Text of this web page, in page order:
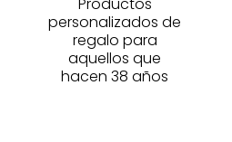
personalizados de
regalo para
aquellos que
hacen 38 años